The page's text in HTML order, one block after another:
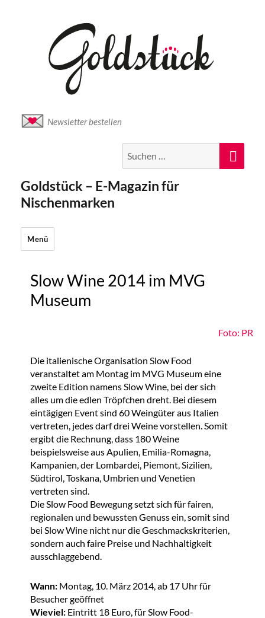
Newsletter bestellen
nach:
Goldstück – E-Magazin für
Nischenmarken
Menü
Slow Wine 2014 im MVG
Museum
Foto: PR
Die italienische Organisation Slow Food
veranstaltet am Montag im MVG Museum eine
zweite Edition namens Slow Wine, bei der sich
alles um die edlen Tröpfchen dreht. Bei diesem
eintägigen Event sind 60 Weingüter aus Italien
vertreten, jedes darf drei Weine vorstellen. Somit
ergibt die Rechnung, dass 180 Weine
beispielsweise aus Apulien, Emilia-Romagna,
Kampanien, der Lombardei, Piemont, Sizilien,
Südtirol, Toskana, Umbrien und Venetien
vertreten sind.
Die Slow Food Bewegung setzt sich für fairen,
regionalen und bewussten Genuss ein, somit sind
bei Slow Wine nicht nur die Geschmackskriterien,
sondern auch faire Preise und Nachhaltigkeit
ausschlaggebend.
Wann: Montag, 10. März 2014, ab 17 Uhr für
Besucher geöffnet
Wieviel: Eintritt 18 Euro, für Slow Food-